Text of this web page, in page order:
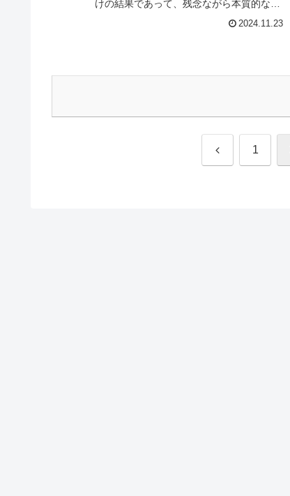
けの結果であって、残念ながら本質的なリ
や、むしろ裏技がない地味な仕...2024.11.23
前 1